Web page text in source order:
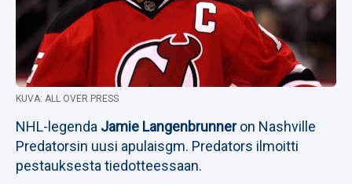
KUVA: ALL OVER PRESS
NHL-legenda Jamie Langenbrunneron Nashville
Predatorsin uusi apulaisgm. Predators ilmoitti
pestauksesta tiedotteessaan.